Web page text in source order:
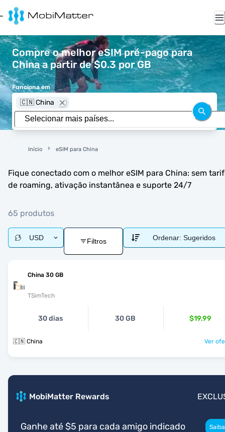
Compre o melhor eSIM pré-pago para
China a partir de $0.3 por GB
Funciona em
🇨🇳 China
Início eSIM para China
Fique conectado com o melhor eSIM para China: sem
de roaming, ativação instantânea e suporte 24/7
65 produtos
USD Filtros Ordenar: Sugeridos
China 30 GB
TSimTech
30 dias 30 GB $19.99
🇨🇳 China Ver
MobiMatter Rewards
Ganhe até $5 para cada amigo indicado